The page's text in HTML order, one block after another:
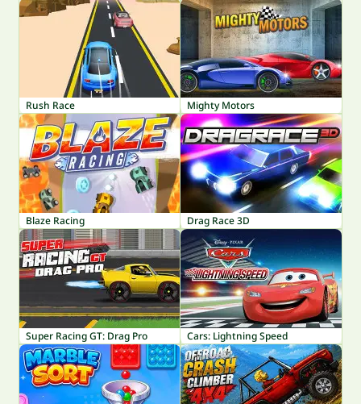
Rush Race Mighty Motors
Blaze Racing Drag Race 3D
Super Racing GT: Drag Pro Cars: Lightning Speed